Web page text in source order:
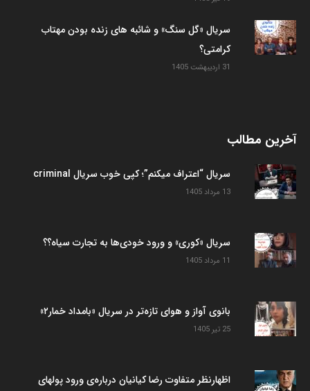
سریال «گل سنگ» و شائبه های زنده بودن مهتاب
کرامتی؟
31 اردیبهشت 1405
آخرین مطالب
سریال “اعتراف میکنم”؛ کپی خوب سریال criminal
13 مرداد 1405
سریال «کوری» و ورود خودی‌ها به تجارت سیاه؟؟
11 مرداد 1405
بانوی آواز و هوای تازه‌تر در سریال «بامداد خمار۲»
25 تیر 1405
اظهارنظر متفاوت رضا کیانیان درباره‌ی ورود پولهای